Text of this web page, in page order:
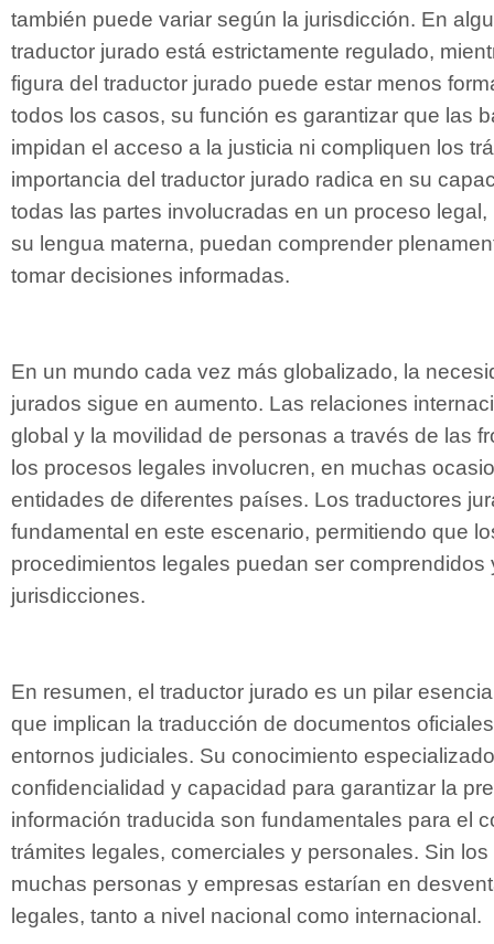
también puede variar según la jurisdicción. En
traductor jurado está estrictamente regulado,
figura del traductor jurado puede estar menos
todos los casos, su función es garantizar que las
impidan el acceso a la justicia ni compliquen los
importancia del traductor jurado radica en su
todas las partes involucradas en un proceso
su lengua materna, puedan comprender
tomar decisiones informadas.
En un mundo cada vez más globalizado, la
jurados sigue en aumento. Las relaciones
global y la movilidad de personas a través de las
los procesos legales involucren, en muchas
entidades de diferentes países. Los traductores
fundamental en este escenario, permitiendo que
procedimientos legales puedan ser
jurisdicciones.
En resumen, el traductor jurado es un pilar
que implican la traducción de documentos
entornos judiciales. Su conocimiento
confidencialidad y capacidad para garantizar la
información traducida son fundamentales para el
trámites legales, comerciales y personales. Sin
muchas personas y empresas estarían en
legales, tanto a nivel nacional como internacional.